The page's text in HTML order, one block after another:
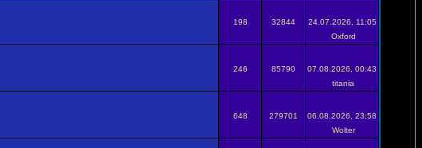
198 32844
24.07.2026, 11:05
Oxford
246 85790
07.08.2026, 00:43
titania
648 279701
06.08.2026, 23:58
Wolter